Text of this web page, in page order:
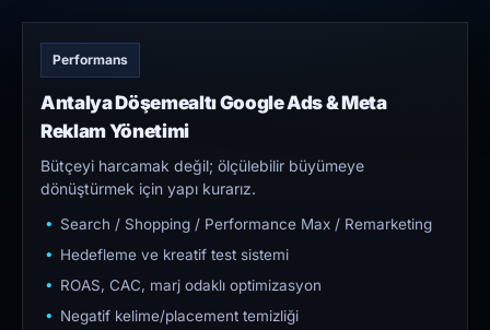
Performans
Antalya Döşemealtı Google Ads & Meta
Reklam Yönetimi
Bütçeyi harcamak değil; ölçülebilir büyümeye
dönüştürmek için yapı kurarız.
Search / Shopping / Performance Max / Remarketing
Hedefleme ve kreatif test sistemi
ROAS, CAC, marj odaklı optimizasyon
Negatif kelime/placement temizliği